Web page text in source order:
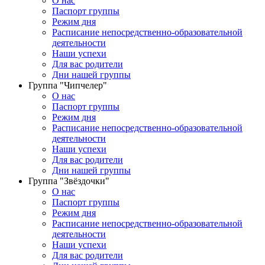
Паспорт группы
Режим дня
Расписание непосредственно-образовательной
деятельности
Наши успехи
Для вас родители
Дни нашей группы
Группа "Чипчелер"
О нас
Паспорт группы
Режим дня
Расписание непосредственно-образовательной
деятельности
Наши успехи
Для вас родители
Дни нашей группы
Группа "Звёздочки"
О нас
Паспорт группы
Режим дня
Расписание непосредственно-образовательной
деятельности
Наши успехи
Для вас родители